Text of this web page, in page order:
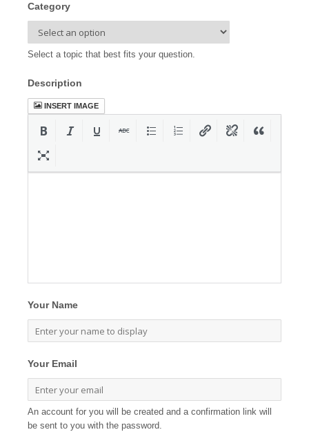
Category
Select a topic that best fits your question.
Description
INSERT IMAGE
Your Name
Your Email
An account for you will be created and a confirmation link will
be sent to you with the password.